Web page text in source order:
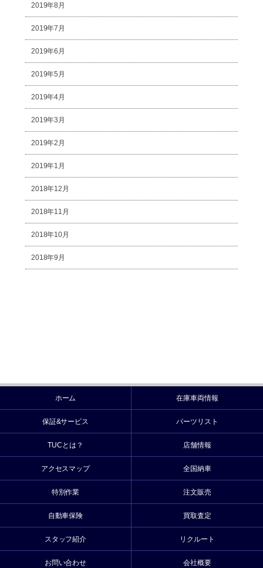
2019年8月
2019年7月
2019年6月
2019年5月
2019年4月
2019年3月
2019年2月
2019年1月
2018年12月
2018年11月
2018年10月
2018年9月
ホーム 在庫車両情報
保証&サービス パーツリスト
TUCとは？ 店舗情報
アクセスマップ 全国納車
特別作業 注文販売
自動車保険 買取査定
スタッフ紹介 リクルート
お問い合わせ 会社概要